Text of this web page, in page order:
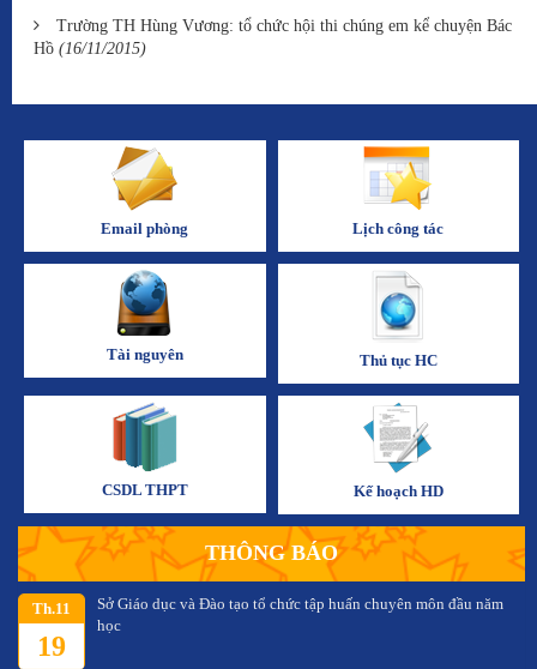
Trường TH Hùng Vương: tổ chức hội thi chúng em kể chuyện Bác
Hồ (16/11/2015)
Email phòng Lịch công tác
Tài nguyên Thủ tục HC
CSDL THPT Kế hoạch HD
THÔNG BÁO
Th.11
19
Sở Giáo dục và Đào tạo tổ chức tập huấn chuyên môn đầu năm
học